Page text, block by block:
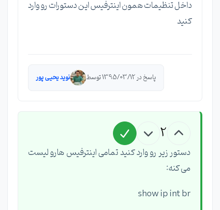
داخل تنظیمات همون اینترفیس این دستورات رو وارد
کنید
پاسخ در 1395/03/12 توسط نوید یحیی پور
2
دستور زیر رو وارد کنید تمامی اینترفیس هارو لیست
می کنه:
show ip int br